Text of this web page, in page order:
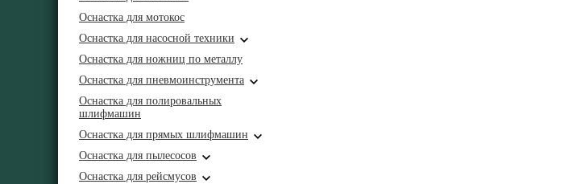
Оснастка для мотокос
Оснастка для насосной техники
Оснастка для ножниц по металлу
Оснастка для пневмоинструмента
Оснастка для полировальных
шлифмашин
Оснастка для прямых шлифмашин
Оснастка для пылесосов
Оснастка для рейсмусов